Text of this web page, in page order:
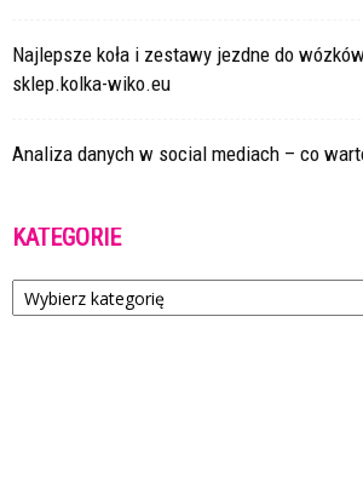
Najlepsze koła i zestawy jezdne do
sklep.kolka-wiko.eu
Analiza danych w social mediach – co
KATEGORIE
Kategorie